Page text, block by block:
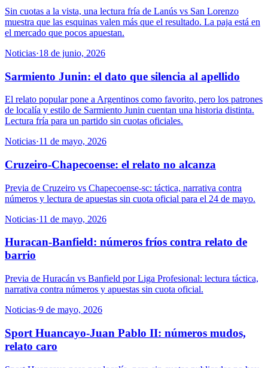
Sin cuotas a la vista, una lectura fría de Lanús vs San Lorenzo
muestra que las esquinas valen más que el resultado. La paja está en
el mercado que pocos apuestan.
Noticias·18 de junio, 2026
Sarmiento Junin: el dato que silencia al apellido
El relato popular pone a Argentinos como favorito, pero los patrones
de localía y estilo de Sarmiento Junin cuentan una historia distinta.
Lectura fría para un partido sin cuotas oficiales.
Noticias·11 de mayo, 2026
Cruzeiro-Chapecoense: el relato no alcanza
Previa de Cruzeiro vs Chapecoense-sc: táctica, narrativa contra
números y lectura de apuestas sin cuota oficial para el 24 de mayo.
Noticias·11 de mayo, 2026
Huracan-Banfield: números fríos contra relato de
barrio
Previa de Huracán vs Banfield por Liga Profesional: lectura táctica,
narrativa contra números y apuestas sin cuota oficial.
Noticias·9 de mayo, 2026
Sport Huancayo-Juan Pablo II: números mudos,
relato caro